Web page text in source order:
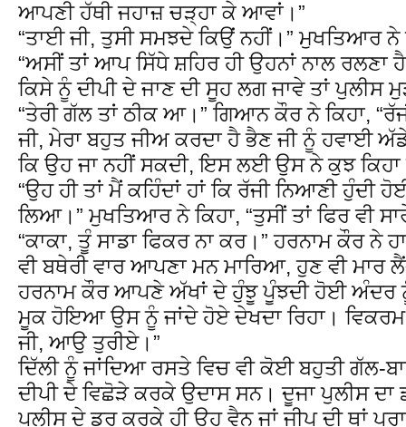
ਆਪਣੀ ਹੱਥੀ ਜਹਾਜ਼ ਚੜ੍ਹਾ ਕੇ ਆਵਾਂ।”
“ਤਾਈ ਜੀ, ਤੁਸੀ ਸਮਝਦੇ ਕਿਉਂ ਨਹੀਂ।” ਮੁਖਤਿਆਰ ਨੇ
“ਅਸੀਂ ਤਾਂ ਆਪ ਸਿੱਧੇ ਸ਼ਹਿਰ ਹੀ ਉਹਨਾਂ ਨਾਲ ਰਲਣਾ
ਕਿਸੇ ਨੂੰ ਦੀਪੀ ਦੇ ਜਾਣ ਦੀ ਸੂਹ ਲਗ ਜਾਵੇ ਤਾਂ ਪੁਲੀਸ
“ਤੇਰੀ ਗੱਲ ਤਾਂ ਠੀਕ ਆ।” ਗਿਆਨ ਕੌਰ ਨੇ ਕਿਹਾ,
ਜੀ, ਮੇਰਾ ਬਹੁਤ ਜੀਅ ਕਰਦਾ ਹੈ ਭੈਣ ਜੀ ਨੂੰ ਹਵਾਈ
ਕਿ ਉਹ ਜਾ ਨਹੀਂ ਸਕਦੀ, ਇਸ ਲਈ ਉਸ ਨੇ ਕੁਝ ਕਿਹਾ
“ਉਹ ਹੀ ਤਾਂ ਮੈਂ ਕਹਿੰਦਾਂ ਹਾਂ ਕਿ ਰੱਜੀ ਨਿਆਣੀ
ਲਿਆ।” ਮੁਖਤਿਆਰ ਨੇ ਕਿਹਾ, “ਤੁਸੀਂ ਤਾਂ ਫਿਰ ਵੀ
“ਕਾਕਾ, ਤੂੰ ਸਾਡਾ ਫਿਕਰ ਨਾ ਕਰ।” ਹਰਨਾਮ ਕੌਰ ਨੇ
ਵੀ ਬਥੇਰੀ ਵਾਰ ਆਪਣਾ ਮਨ ਮਾਰਿਆ, ਹੁਣ ਵੀ ਮਾਰ
ਹਰਨਾਮ ਕੌਰ ਆਪਣੇ ਅੱਖਾਂ ਦੇ ਹੁੰਝੂ ਪੂੰਝਦੀ ਹੋਈ ਅੰਦਰ
ਮੂਕ ਹੋਇਆ ਉਸ ਨੂੰ ਜਾਂਦੇ ਹੋਏ ਦੇਖਦਾ ਰਿਹਾ।
ਜੀ, ਆਉ ਤੁਰੀਏ।”
ਦਿੱਲੀ ਨੂੰ ਜਾਂਦਿਆ ਰਸਤੇ ਵਿਚ ਵੀ ਕੋਈ ਬਹੁਤੀ ਗੱਲ-
ਦੀਪੀ ਦੇ ਵਿਛੋੜੇ ਕਰਕੇ ਉਦਾਸ ਸਨ। ਦੂਜਾ ਪੁਲੀਸ ਦਾ
ਪੁਲੀਸ ਦੇ ਡਰ ਕਰਕੇ ਹੀ ਉਹ ਵੈਨ ਜਾਂ ਜੀਪ ਦੀ ਥਾਂ